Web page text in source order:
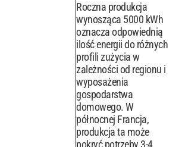
Roczna produkcja
wynosząca 5000 kWh
oznacza odpowiednią
ilość energii do różnych
profili zużycia w
zależności od regionu i
wyposażenia
gospodarstwa
domowego. W
północnej Francja,
produkcja ta może
pokryć potrzeby 3-4